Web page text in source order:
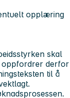
opplæring
skal
oppfordrer derfor
til å